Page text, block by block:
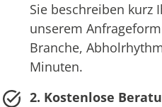
Sie beschreiben kurz
unserem
Branche,
Minuten.
2. Kostenlose